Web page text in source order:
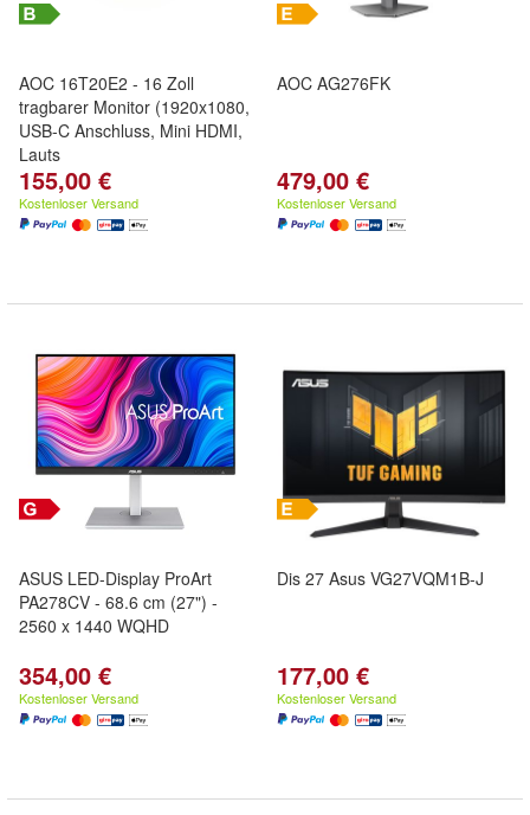
AOC 16T20E2 - 16 Zoll
tragbarer Monitor (1920x1080,
USB-C Anschluss, Mini HDMI,
Lauts
155,00 €
Kostenloser Versand
AOC AG276FK
479,00 €
Kostenloser Versand
ASUS LED-Display ProArt
PA278CV - 68.6 cm (27") -
2560 x 1440 WQHD
354,00 €
Kostenloser Versand
Dis 27 Asus VG27VQM1B-J
177,00 €
Kostenloser Versand